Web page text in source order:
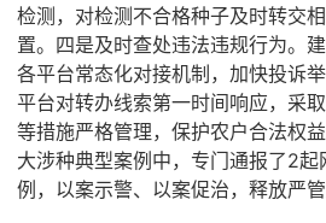
检测，对检测不合格种子及时转交
置。四是及时查处违法违规行为。
各平台常态化对接机制，加快投诉
平台对转办线索第一时间响应，采
等措施严格管理，保护农户合法权
大涉种典型案例中，专门通报了2
例，以案示警、以案促治，释放严管